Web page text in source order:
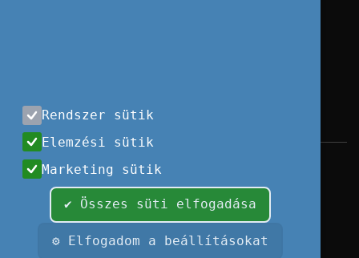
Impresszum |Használati feltételek
Adatvédelem|Sajtóközlemények|Kapcsolat
Minden jog fenntartva, 2026 © Tempus
Közalapítvány
Rendszer sütik
Elemzési sütik
Marketing sütik
✔ Összes süti elfogadása
⚙ Elfogadom a beállításokat